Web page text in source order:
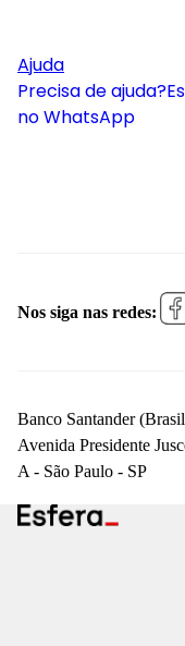
Ajuda
Precisa de ajuda?
no WhatsApp
Nos siga nas redes:
Banco Santander
Avenida Presidente
A - São Paulo - SP